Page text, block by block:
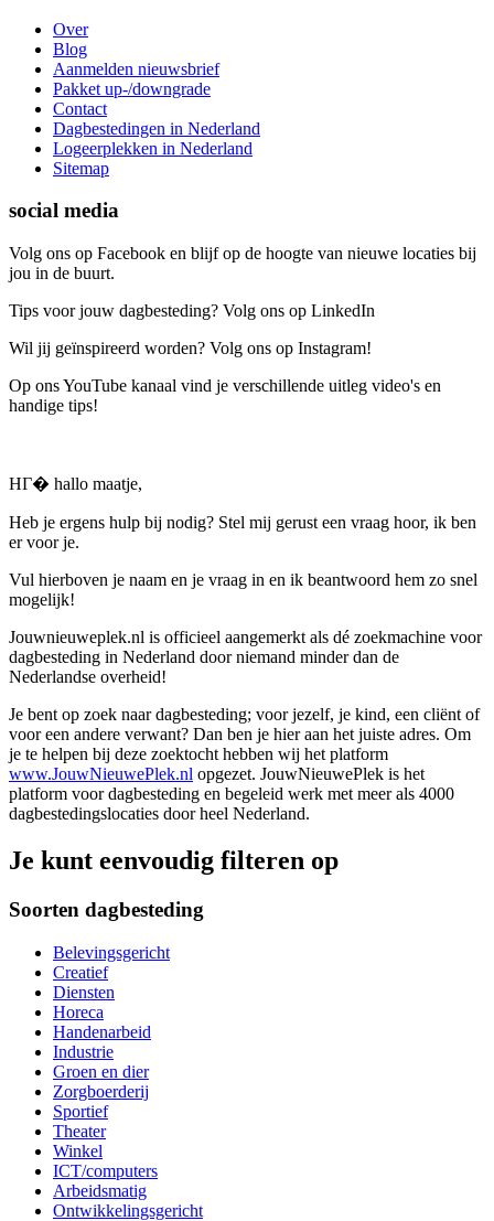
Over
Blog
Aanmelden nieuwsbrief
Pakket up-/downgrade
Contact
Dagbestedingen in Nederland
Logeerplekken in Nederland
Sitemap
social media
Volg ons op Facebook en blijf op de hoogte van nieuwe locaties bij
jou in de buurt.
Tips voor jouw dagbesteding? Volg ons op LinkedIn
Wil jij geïnspireerd worden? Volg ons op Instagram!
Op ons YouTube kanaal vind je verschillende uitleg video's en
handige tips!
HГ� hallo maatje,
Heb je ergens hulp bij nodig? Stel mij gerust een vraag hoor, ik ben
er voor je.
Vul hierboven je naam en je vraag in en ik beantwoord hem zo snel
mogelijk!
Jouwnieuweplek.nl is officieel aangemerkt als dé zoekmachine voor
dagbesteding in Nederland door niemand minder dan de
Nederlandse overheid!
Je bent op zoek naar dagbesteding; voor jezelf, je kind, een cliënt of
voor een andere verwant? Dan ben je hier aan het juiste adres. Om
je te helpen bij deze zoektocht hebben wij het platform
www.JouwNieuwePlek.nl opgezet. JouwNieuwePlek is het
platform voor dagbesteding en begeleid werk met meer als 4000
dagbestedingslocaties door heel Nederland.
Je kunt eenvoudig filteren op
Soorten dagbesteding
Belevingsgericht
Creatief
Diensten
Horeca
Handenarbeid
Industrie
Groen en dier
Zorgboerderij
Sportief
Theater
Winkel
ICT/computers
Arbeidsmatig
Ontwikkelingsgericht